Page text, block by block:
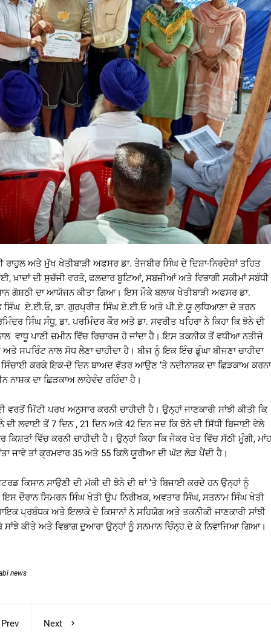
ਅਤੇ ਮੁੱਖ ਖੇਤੀਬਾੜੀ ਅਫਸਰ ਡਾ. ਤੇਜਬੀਰ ਸਿੰਘ ਦੇ ਦਿਸ਼ਾ-ਨਿਰਦੇਸ਼ਾਂ ਤਹਿਤ
ਖ਼ਾਦਾਂ ਦੀ ਸੁਚੱਜੀ ਵਰਤੋ, ਫਲਦਾਰ ਬੂਟਿਆਂ, ਸਬਜ਼ੀਆਂ ਅਤੇ ਵਿਭਾਗੀ ਸਕੀਮਾਂ ਸਬੰਧੀ
ਗੋਸ਼ਠੀ ਦਾ ਆਯੋਜਨ ਕੀਤਾ ਗਿਆ। ਇਸ ਮੌਕੇ ਬਲਾਕ ਖੇਤੀਬਾੜੀ ਅਫਸਰ ਡਾ.
ਸਿੰਘ ਏ.ਈ.ਓ, ਡਾ. ਗੁਰਪ੍ਰੀਤ ਸਿੰਘ ਏ.ਈ.ਓ ਅਤੇ ਪੀ.ਏ.ਯੂ ਲੁਧਿਆਣਾ ਦੇ ਤਰਨ
ਸਿੰਘ ਸੰਧੂ, ਡਾ. ਪਰਮਿੰਦਰ ਕੌਰ ਅਤੇ ਡਾ. ਸਵਰੀਤ ਖਹਿਰਾ ਨੇ ਕਿਹਾ ਕਿ ਝੋਨੇ ਦੀ
ਵਾਧੂ ਪਾਣੀ ਜ਼ਮੀਨ ਵਿੱਚ ਰਿਚਾਰਜ ਹੋ ਜਾਂਦਾ ਹੈ। ਇਸ ਤਕਨੀਕ ਤੋਂ ਵਧੀਆ ਨਤੀਜੇ
ਸਪਰਿੰਟ ਨਾਲ ਸੋਧ ਲੈਣਾ ਚਾਹੀਦਾ ਹੈ। ਬੀਜ ਨੂੰ ਇਕ ਇੰਚ ਡੂੰਘਾ ਬੀਜਣਾ ਚਾਹੀਦਾ
ਕਰਕੇ ਇਕ-ਦੋ ਦਿਨ ਬਾਅਦ ਵੱਤਰ ਆਉਣ ‘ਤੇ ਨਦੀਨਾਸ਼ਕ ਦਾ ਛਿੜਕਾਅ ਕਰਨਾ
ਨਾਸ਼ਕ ਦਾ ਛਿੜਕਾਅ ਲਾਹੇਵੰਦ ਰਹਿੰਦਾ ਹੈ।
ਵਰਤੋਂ ਮਿੱਟੀ ਪਰਖ ਅਨੁਸਾਰ ਕਰਨੀ ਚਾਹੀਦੀ ਹੈ। ਉਨ੍ਹਾਂ ਜਾਣਕਾਰੀ ਸਾਂਝੀ ਕੀਤੀ ਕਿ
ਲਵਾਈ ਤੋਂ 7 ਦਿਨ , 21 ਦਿਨ ਅਤੇ 42 ਦਿਨ ਜਦ ਕਿ ਝੋਨੇ ਦੀ ਸਿੱਧੀ ਬਿਜਾਈ ਵੇਲੇ
ਵਿੱਚ ਕਰਨੀ ਚਾਹੀਦੀ ਹੈ। ਉਨ੍ਹਾਂ ਕਿਹਾ ਕਿ ਜੇਕਰ ਖੇਤ ਵਿੱਚ ਸੱਠੀ ਮੂੰਗੀ, ਮਾਂਹ
ਜਾਵੇ ਤਾਂ ਕ੍ਰਮਵਾਰ 35 ਅਤੇ 55 ਕਿਲੋ ਯੂਰੀਆ ਦੀ ਘੱਟ ਲੋੜ ਪੈਂਦੀ ਹੈ।
ਕਿਸਾਨ ਸਾਉਣੀ ਦੀ ਮੱਕੀ ਦੀ ਝੋਨੇ ਦੀ ਥਾਂ ‘ਤੇ ਬਿਜਾਈ ਕਰਦੇ ਹਨ ਉਨ੍ਹਾਂ ਨੂੰ
ਦੌਰਾਨ ਸਿਮਰਨ ਸਿੰਘ ਖੇਤੀ ਉਪ ਨਿਰੀਖਕ, ਅਵਤਾਰ ਸਿੰਘ, ਸਤਨਾਮ ਸਿੰਘ ਖੇਤੀ
ਪ੍ਰਬੰਧਕ ਅਤੇ ਇਲਾਕੇ ਦੇ ਕਿਸਾਨਾਂ ਨੇ ਸਹਿਯੋਗ ਅਤੇ ਤਕਨੀਕੀ ਜਾਣਕਾਰੀ ਸਾਂਝੀ
ਕੀਤੇ ਅਤੇ ਵਿਭਾਗ ਦੁਆਰਾ ਉਨ੍ਹਾਂ ਨੂੰ ਸਨਮਾਨ ਚਿੰਨ੍ਹ ਦੇ ਕੇ ਨਿਵਾਜਿਆ ਗਿਆ।
news
Prev
Next